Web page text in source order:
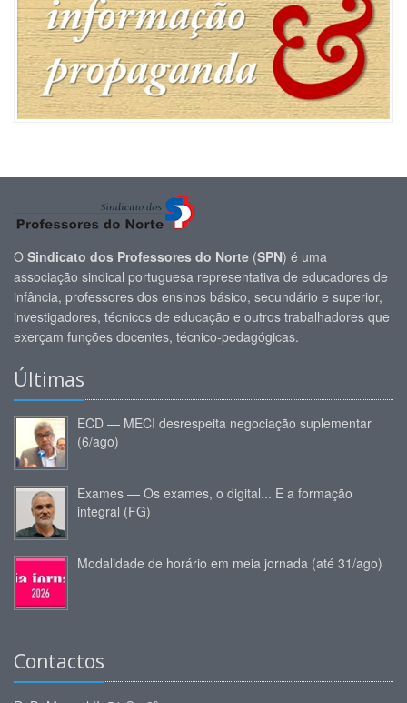
O Sindicato dos Professores do Norte (SPN) é uma
associação sindical portuguesa representativa de educadores de
infância, professores dos ensinos básico, secundário e superior,
investigadores, técnicos de educação e outros trabalhadores que
exerçam funções docentes, técnico-pedagógicas.
Últimas
ECD — MECI desrespeita negociação suplementar
(6/ago)
Exames — Os exames, o digital... E a formação
integral (FG)
Modalidade de horário em meia jornada (até 31/ago)
Contactos